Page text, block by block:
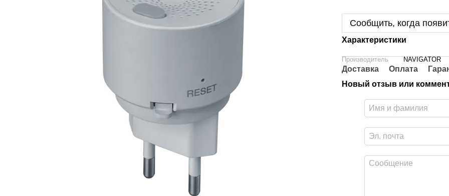
Сообщить, когда
Характеристики
Производитель NAVIGATOR
Доставка Оплата
Новый отзыв или